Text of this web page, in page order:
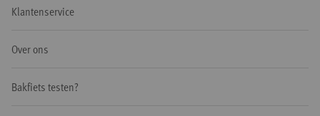
Klantenservice
Over ons
Bakfiets testen?